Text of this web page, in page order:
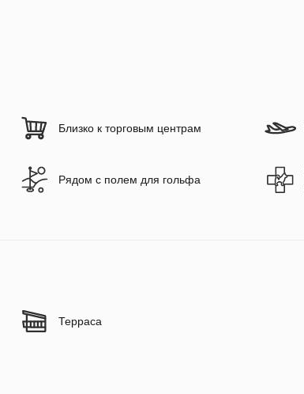
Близко к торговым центрам
Рядом с полем для гольфа
Терраса